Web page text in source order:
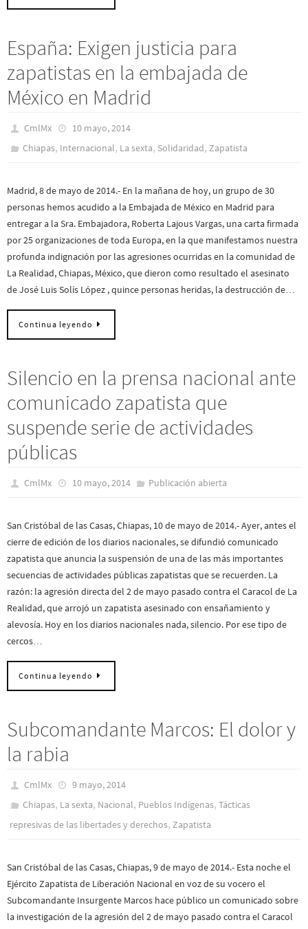
España: Exigen justicia para
zapatistas en la embajada de
México en Madrid
CmlMx
10 mayo, 2014
Chiapas, Internacional, La sexta, Solidaridad, Zapatista
Madrid, 8 de mayo de 2014.- En la mañana de hoy, un grupo de 30
personas hemos acudido a la Embajada de México en Madrid para
entregar a la Sra. Embajadora, Roberta Lajous Vargas, una carta firmada
por 25 organizaciones de toda Europa, en la que manifestamos nuestra
profunda indignación por las agresiones ocurridas en la comunidad de
La Realidad, Chiapas, México, que dieron como resultado el asesinato
de José Luis Solís López , quince personas heridas, la destrucción de…
Continua leyendo
Silencio en la prensa nacional ante
comunicado zapatista que
suspende serie de actividades
públicas
CmlMx 10 mayo, 2014 Publicación abierta
San Cristóbal de las Casas, Chiapas, 10 de mayo de 2014.- Ayer, antes el
cierre de edición de los diarios nacionales, se difundió comunicado
zapatista que anuncia la suspensión de una de las más importantes
secuencias de actividades públicas zapatistas que se recuerden. La
razón: la agresión directa del 2 de mayo pasado contra el Caracol de La
Realidad, que arrojó un zapatista asesinado con ensañamiento y
alevosía. Hoy en los diarios nacionales nada, silencio. Por ese tipo de
cercos…
Continua leyendo
Subcomandante Marcos: El dolor y
la rabia
CmlMx
9 mayo, 2014
Chiapas, La sexta, Nacional, Pueblos Indí­genas,Tácticas
represivas de las libertades y derechos, Zapatista
San Cristóbal de las Casas, Chiapas, 9 de mayo de 2014.- Esta noche el
Ejército Zapatista de Liberación Nacional en voz de su vocero el
Subcomandante Insurgente Marcos hace público un comunicado sobre
la investigación de la agresión del 2 de mayo pasado contra el Caracol